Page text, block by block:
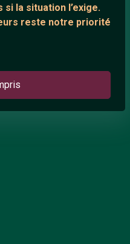
la situation l’exige.
reste notre priorité